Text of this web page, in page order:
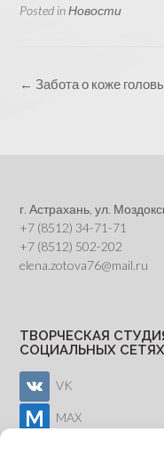
Posted inНовости
Post
← Забота о коже
г. Астрахань, ул.
+7 (8512) 34-71-71
+7 (8512) 502-202
elena.zotova76@mail.ru
ТВОРЧЕСКАЯ
СОЦИАЛЬНЫХ
VK
MAX